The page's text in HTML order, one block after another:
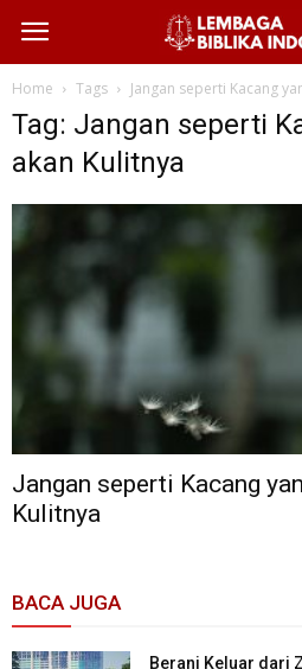
Home Tags Jangan seperti Kacang
Tag: Jangan seperti
akan Kulitnya
Jangan seperti Kacang
Kulitnya
BACA JUGA
Berani Keluar dari